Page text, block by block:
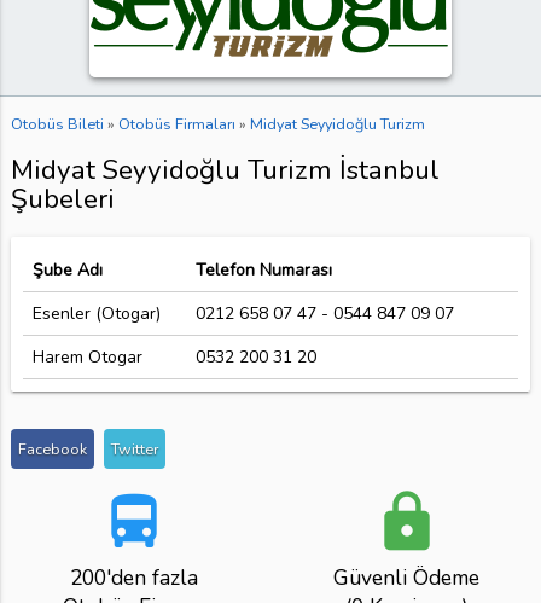
Otobüs Bileti » Otobüs Firmaları » Midyat Seyyidoğlu Turizm
Midyat Seyyidoğlu Turizm İstanbul
Şubeleri
Şube Adı
Telefon Numarası
Esenler (Otogar)
0212 658 07 47 - 0544 847 09 07
Harem Otogar
0532 200 31 20
Facebook Twitter
directions_bus
200'den fazla
lock
Güvenli Ödeme